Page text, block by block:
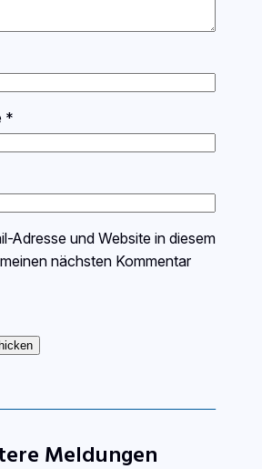
*
Adresse und Website in diesem
nächsten Kommentar
Meldungen